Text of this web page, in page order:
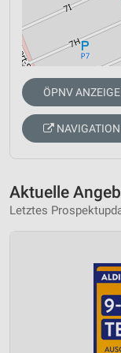
ÖPNV
Aktuelle
Letztes